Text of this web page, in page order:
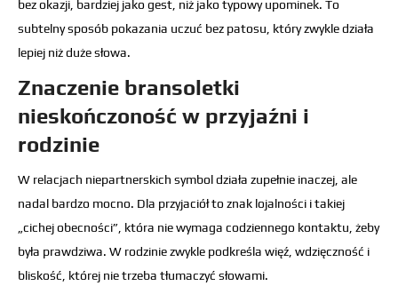
bez okazji, bardziej jako gest, niż jako typowy upominek. To
subtelny sposób pokazania uczuć bez patosu, który zwykle działa
lepiej niż duże słowa.
Znaczenie bransoletki
nieskończoność w przyjaźni i
rodzinie
W relacjach niepartnerskich symbol działa zupełnie inaczej, ale
nadal bardzo mocno. Dla przyjaciół to znak lojalności i takiej
„cichej obecności”, która nie wymaga codziennego kontaktu, żeby
była prawdziwa. W rodzinie zwykle podkreśla więź, wdzięczność i
bliskość, której nie trzeba tłumaczyć słowami.